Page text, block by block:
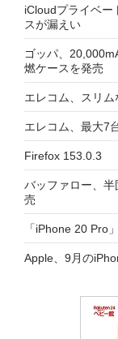
iCloudプライベー
スが漏えい
ゴッパ、
燃ケースを発売
エレコム、スリ
エレコム、最大7
Firefox 153.0.3
バッファロー、
売
「iPhone 20 Pro
Apple、9月の